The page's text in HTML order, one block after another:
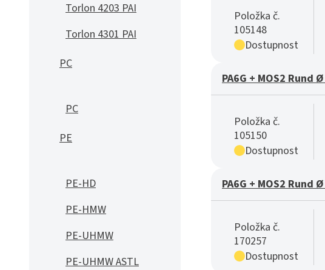
Torlon 4203 PAI
Torlon 4301 PAI
PC
PC
PE
PE-HD
PE-HMW
PE-UHMW
PE-UHMW ASTL
Položka č.
105148
Dostupnost
PA6G + MOS2 Rund
Položka č.
105150
Dostupnost
PA6G + MOS2 Rund
Položka č.
170257
Dostupnost